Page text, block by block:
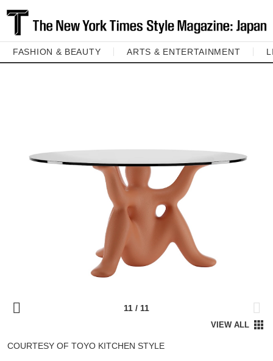
FASHION & BEAUTY ARTS & ENTERTAINMENT
COURTESY OF TOYO KITCHEN STYLE